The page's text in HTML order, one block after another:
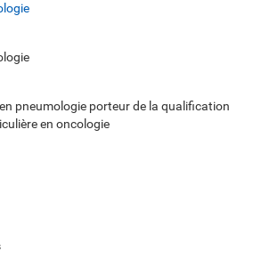
pneumologie porteur de la qualification
en oncologie